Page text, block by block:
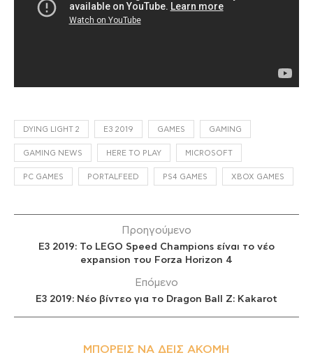
DYING LIGHT 2 E3 2019 GAMES GAMING
GAMING NEWS HERE TO PLAY MICROSOFT
PC GAMES PORTALFEED PS4 GAMES XBOX GAMES
Προηγούμενο
E3 2019: Το LEGO Speed Champions είναι το νέο
expansion του Forza Horizon 4
Επόμενο
E3 2019: Νέο βίντεο για το Dragon Ball Z: Kakarot
ΜΠΟΡΕΊΣ ΝΑ ΔΕΙΣ ΑΚΌΜΗ